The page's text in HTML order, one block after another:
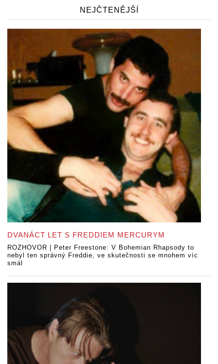
NEJČTENĚJŠÍ
DVANÁCT LET S FREDDIEM MERCURYM
ROZHOVOR | Peter Freestone: V Bohemian Rhapsody to
nebyl ten správný Freddie, ve skutečnosti se mnohem víc
smál